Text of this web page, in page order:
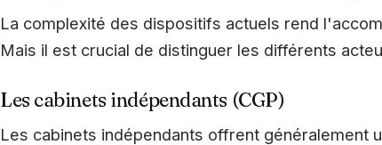
La complexité des dispositifs actuels rend
Mais il est crucial de distinguer les différents
Les cabinets indépendants (CGP)
Les cabinets indépendants offrent généralement